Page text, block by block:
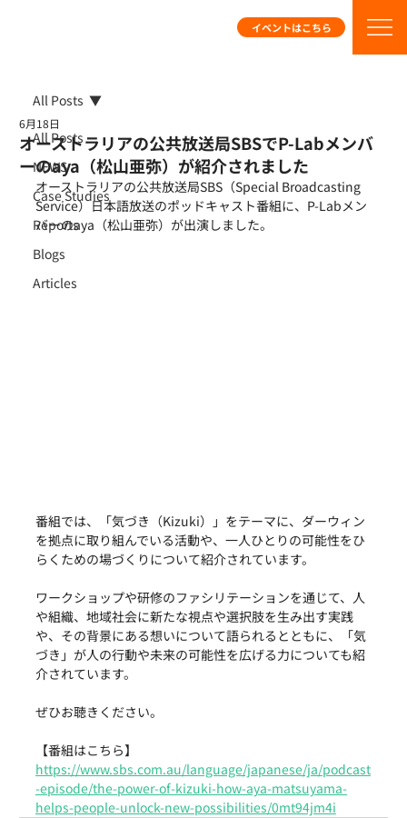
イベントはこちら
All Posts
NEWS
Case Studies
Reports
Blogs
Articles
All Posts
オーストラリアの公共放送局SBSでP-Labメンバ
ーのaya（松山亜弥）が紹介されました
6月18日
オーストラリアの公共放送局SBS（Special Broadcasting
Service）日本語放送のポッドキャスト番組に、P-Labメン
バーのaya（松山亜弥）が出演しました。
番組では、「気づき（Kizuki）」をテーマに、ダーウィン
を拠点に取り組んでいる活動や、一人ひとりの可能性をひ
らくための場づくりについて紹介されています。
ワークショップや研修のファシリテーションを通じて、人
や組織、地域社会に新たな視点や選択肢を生み出す実践
や、その背景にある想いについて語られるとともに、「気
づき」が人の行動や未来の可能性を広げる力についても紹
介されています。
ぜひお聴きください。
【番組はこちら】
https://www.sbs.com.au/language/japanese/ja/podcast
-episode/the-power-of-kizuki-how-aya-matsuyama-
helps-people-unlock-new-possibilities/0mt94jm4i